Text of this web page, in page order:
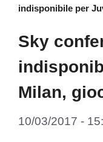
indisponibile per
Sky
Milan,
10/03/2017 -